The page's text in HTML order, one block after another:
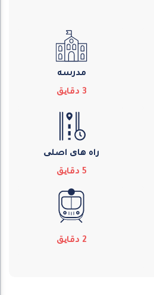
مدرسه
3 دقایق
راه های اصلی
5 دقایق
2 دقایق